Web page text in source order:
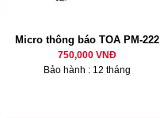
Micro thông báo TOA PM-222
750,000 VNĐ
Bảo hành : 12 tháng